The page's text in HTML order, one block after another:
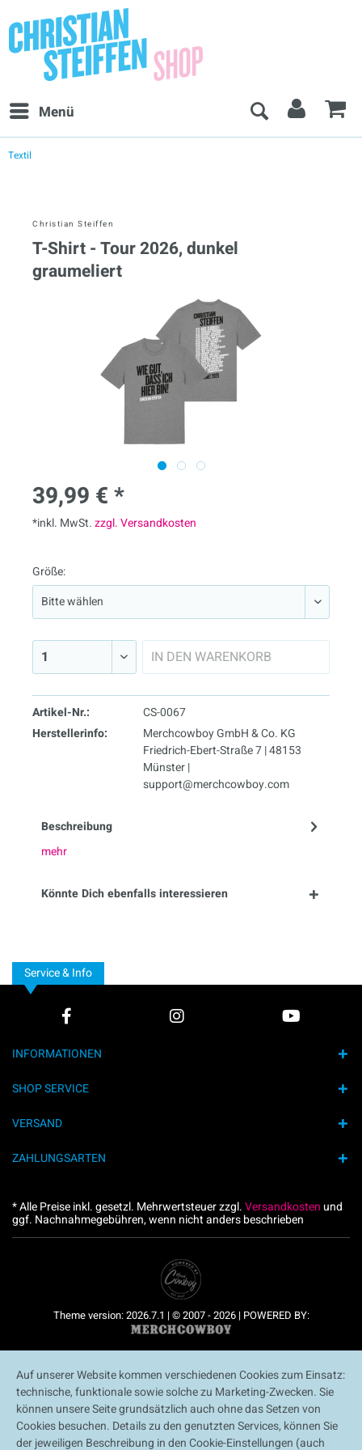
Menü
Textil
Christian Steiffen
T-Shirt - Tour 2026, dunkel
graumeliert
39,99 € *
*inkl. MwSt.zzgl. Versandkosten
Größe:
IN DEN WARENKORB
Artikel-Nr.:
CS-0067
Herstellerinfo:
Merchcowboy GmbH & Co. KG
Friedrich-Ebert-Straße 7 | 48153
Münster |
support@merchcowboy.com
Beschreibung
mehr
Könnte Dich ebenfalls interessieren
Service & Info
INFORMATIONEN
SHOP SERVICE
VERSAND
ZAHLUNGSARTEN
* Alle Preise inkl. gesetzl. Mehrwertsteuer zzgl.Versandkosten und
ggf. Nachnahmegebühren, wenn nicht anders beschrieben
Theme version: 2026.7.1 | © 2007 - 2026 | POWERED BY:
Auf unserer Website kommen verschiedenen Cookies zum Einsatz:
technische, funktionale sowie solche zu Marketing-Zwecken. Sie
können unsere Seite grundsätzlich auch ohne das Setzen von
Cookies besuchen. Details zu den genutzten Services, können Sie
der jeweiligen Beschreibung in den Cookie-Einstellungen (auch